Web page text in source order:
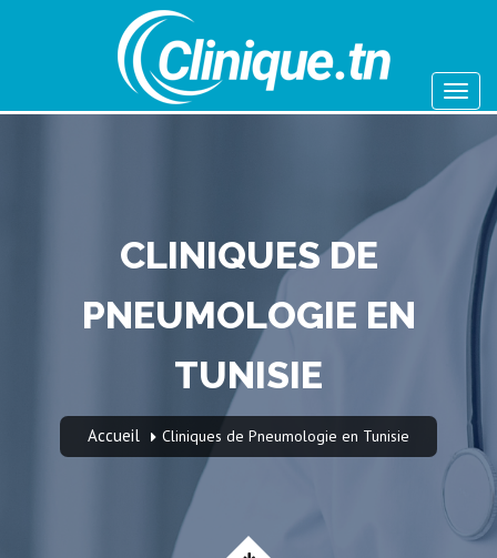
CLINIQUES DE
PNEUMOLOGIE EN
TUNISIE
Accueil Cliniques de Pneumologie en Tunisie